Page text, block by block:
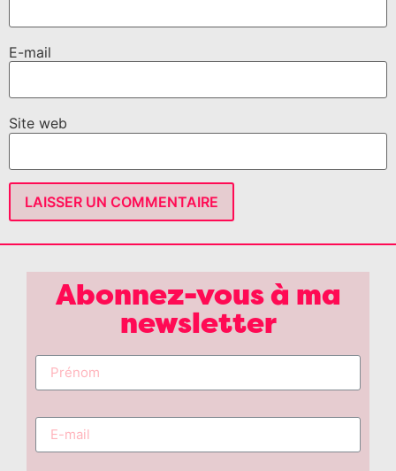
E-mail
Site web
Abonnez-vous à ma
newsletter